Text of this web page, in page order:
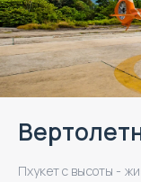
Пхукет с высоты -